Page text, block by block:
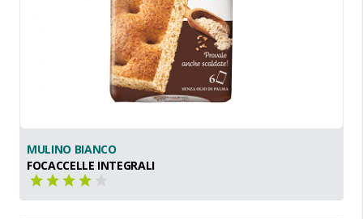
MULINO BIANCO
FOCACCELLE INTEGRALI